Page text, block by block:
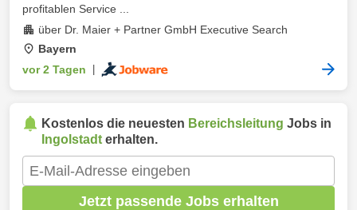
profitablen Service ...
über Dr. Maier + Partner GmbH Executive Search
Bayern
vor 2 Tagen
Kostenlos die neuesten Bereichsleitung Jobs in
Ingolstadt erhalten.
Jetzt passende Jobs erhalten